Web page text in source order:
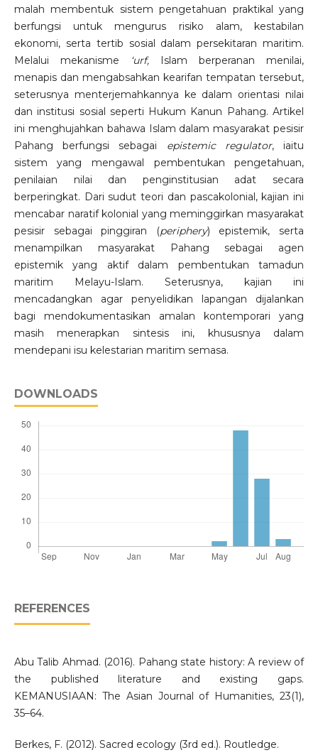
malah membentuk sistem pengetahuan praktikal yang
berfungsi untuk mengurus risiko alam, kestabilan
ekonomi, serta tertib sosial dalam persekitaran maritim.
Melalui mekanisme
‘urf,
Islam berperanan menilai,
menapis dan mengabsahkan kearifan tempatan tersebut,
seterusnya menterjemahkannya ke dalam orientasi nilai
dan institusi sosial seperti Hukum Kanun Pahang. Artikel
ini menghujahkan bahawa Islam dalam masyarakat pesisir
Pahang berfungsi sebagai epistemic regulator, iaitu
sistem yang mengawal pembentukan pengetahuan,
penilaian nilai dan penginstitusian adat secara
berperingkat. Dari sudut teori dan pascakolonial, kajian ini
mencabar naratif kolonial yang meminggirkan masyarakat
pesisir sebagai pinggiran (periphery) epistemik, serta
menampilkan masyarakat Pahang sebagai agen
epistemik yang aktif dalam pembentukan tamadun
maritim Melayu-Islam. Seterusnya, kajian ini
mencadangkan agar penyelidikan lapangan dijalankan
bagi mendokumentasikan amalan kontemporari yang
masih menerapkan sintesis ini, khususnya dalam
mendepani isu kelestarian maritim semasa.
DOWNLOADS
REFERENCES
Abu Talib Ahmad. (2016). Pahang state history: A review of
the published literature and existing gaps.
KEMANUSIAAN: The Asian Journal of Humanities, 23(1),
35–64.
Berkes, F. (2012). Sacred ecology (3rd ed.). Routledge.